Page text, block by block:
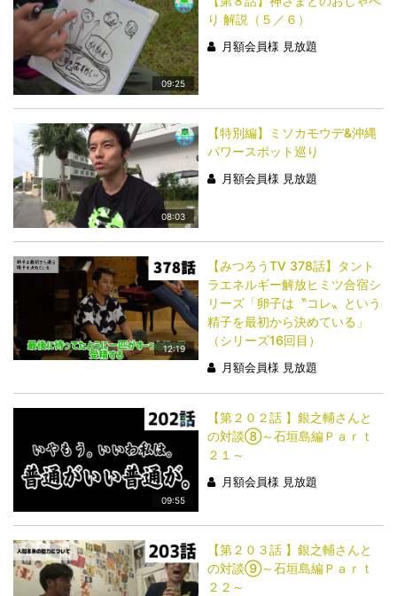
09:25
り 解説（５／６）
月額会員様 見放題
08:03
【特別編】ミソカモウデ&沖縄
パワースポット巡り
月額会員様 見放題
12:19
【みつろうTV 378話】タント
ラエネルギー解放ヒミツ合宿シ
リーズ「卵子は〝コレ〟という
精子を最初から決めている」
（シリーズ16回目）
月額会員様 見放題
09:55
【第２０２話 】銀之輔さんと
の対談⑧～石垣島編Ｐａｒｔ
２１～
月額会員様 見放題
【第２０３話 】銀之輔さんと
の対談⑨～石垣島編Ｐａｒｔ
２２～